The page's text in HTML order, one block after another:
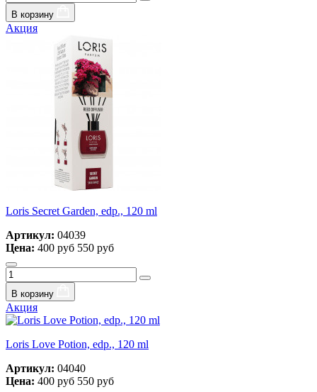
В корзину
Акция
Loris Secret Garden, edp., 120 ml
Артикул: 04039
Цена: 400 руб 550 руб
В корзину
Акция
Loris Love Potion, edp., 120 ml
Артикул: 04040
Цена: 400 руб 550 руб